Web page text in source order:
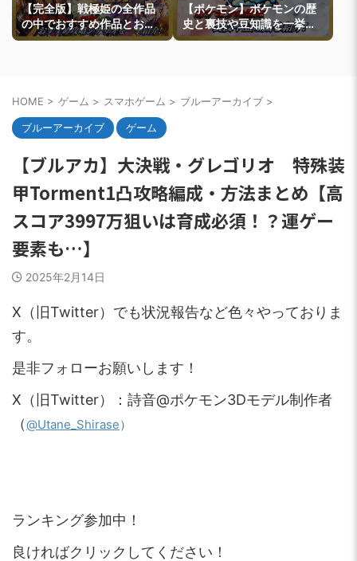
【完全版】戦極姫の全作品
の中でおすすめ作品とおす
すめ攻略ルートを一挙紹介
【ポケモン】ポケモンの歴
史と裏技や豆知識を一挙紹
介
HOME > ゲーム > スマホゲーム > ブルーアーカイブ >
ブルーアーカイブ ゲーム
【ブルアカ】大決戦・グレゴリオ 特殊装
甲Torment1凸攻略編成・方法まとめ【高
スコア3997万狙いは育成必須！？運ゲー
要素も…】
2025年2月14日
X（旧Twitter）でも状況報告など色々やっておりま
す。
是非フォローお願いします！
X（旧Twitter）：詩音@ポケモン3Dモデル制作者
（@Utane_Shirase）
ランキング参加中！
良ければクリックしてください！